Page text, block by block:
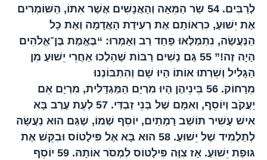
לְרַבִּים. 54 שַׂר הַמֵּאָה וְהָאֲנָשִׁים אֲשֶׁר אִתּוֹ, הַשּׁוֹמְרִים
אֶת יֵשׁוּעַ, כִּרְאוֹתָם אֶת רְעִידַת הָאֲדָמָה וְאֶת כָּל
הַנַּעֲשֶׂה, נִתְמַלְּאוּ פַּחַד רַב וְאָמְרוּ: “בֶּאֱמֶת בֶּן־אֱלֹהִים
הָיָה זֶה!” 55 גַּם נָשִׁים רַבּוֹת שֶׁהָלְכוּ אַחֲרֵי יֵשׁוּעַ מִן
הַגָּלִיל וְשֵׁרְתוּ אוֹתוֹ הָיוּ שָׁם וְהִתְבּוֹנְנוּ
מֵרָחוֹק. 56 בֵּינֵיהֶן הָיוּ מִרְיָם הַמַּגְדָּלִית, מִרְיָם אֵם
יַעֲקֹב וְיוֹסֵף, וְאִמָּם שֶׁל בְּנֵי זַבְדַּי. 57 לְעֵת עֶרֶב בָּא
אִישׁ עָשִׁיר תּוֹשַׁב רָמָתַיִם, יוֹסֵף שְׁמוֹ, שֶׁגַּם הוּא נַעֲשָׂה
לְתַלְמִיד שֶׁל יֵשׁוּעַ. 58 הוּא בָּא אֶל פִּילָטוֹס וּבִקֵּשׁ אֶת
גּוּפַת יֵשׁוּעַ. אָז צִוָּה פִּילָטוֹס לִמְסֹר אוֹתָהּ. 59 יוֹסֵף